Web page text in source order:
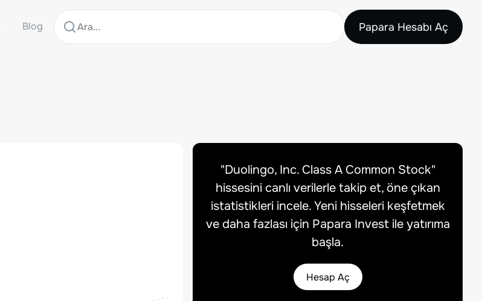
Blog Papara Hesabı Aç
"Duolingo, Inc. Class A Common Stock"
hissesini canlı verilerle takip et, öne çıkan
istatistikleri incele. Yeni hisseleri keşfetmek
ve daha fazlası için Papara Invest ile yatırıma
başla.
Hesap Aç